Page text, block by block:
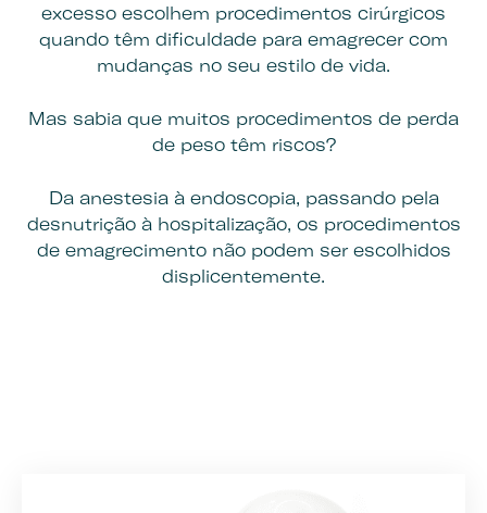
excesso escolhem procedimentos cirúrgicos
quando têm dificuldade para emagrecer com
mudanças no seu estilo de vida.
Mas sabia que muitos procedimentos de perda
de peso têm riscos?
Da anestesia à endoscopia, passando pela
desnutrição à hospitalização, os procedimentos
de emagrecimento não podem ser escolhidos
displicentemente.